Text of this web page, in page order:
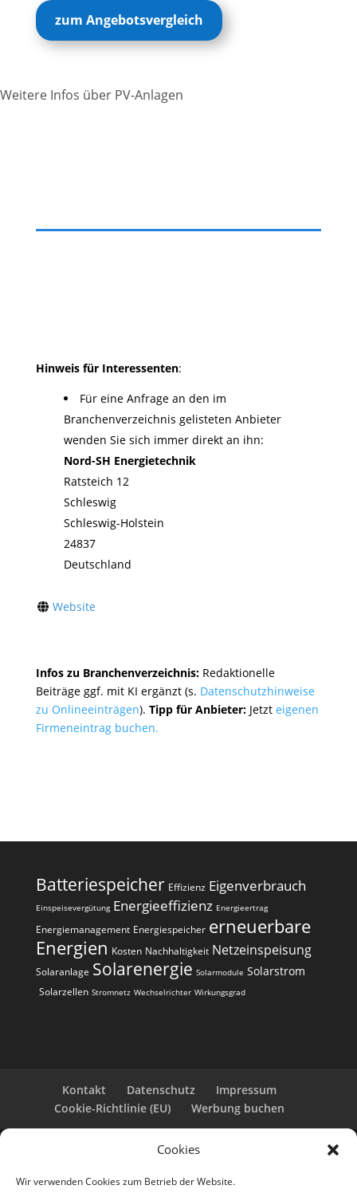
Cookies
Wir verwenden Cookies zum Betrieb der Website.
zum Angebotsvergleich
Weitere Infos über PV-Anlagen
Hinweis für Interessenten:
Für eine Anfrage an den im
Branchenverzeichnis gelisteten Anbieter
wenden Sie sich immer direkt an ihn:
Nord-SH Energietechnik
Ratsteich 12
Schleswig
Schleswig-Holstein
24837
Deutschland
Website
Infos zu Branchenverzeichnis: Redaktionelle
Beiträge ggf. mit KI ergänzt (s. Datenschutzhinweise
zu Onlineeinträgen). Tipp für Anbieter:Jetzt eigenen
Firmeneintrag buchen.
Batteriespeicher Effizienz Eigenverbrauch
Einspeisevergütung Energieeffizienz Energieertrag
Energiemanagement Energiespeicher erneuerbare
Energien Kosten Nachhaltigkeit Netzeinspeisung
Solaranlage Solarenergie Solarmodule Solarstrom
Solarzellen Stromnetz Wechselrichter Wirkungsgrad
Kontakt Datenschutz
Impressum
Cookie-Richtlinie (EU)
Werbung buchen
Copyright 2025-2026 | Web24 Consulting AVO UG |
Webseite mit Infos rund um PV-Anlagen und einem